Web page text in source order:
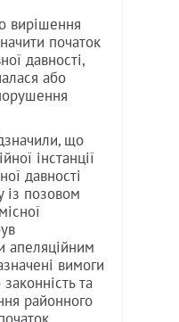
вирішення
початок
давності,
або
що
інстанції
давності
із позовом
апеляційним
вимоги
та
районного